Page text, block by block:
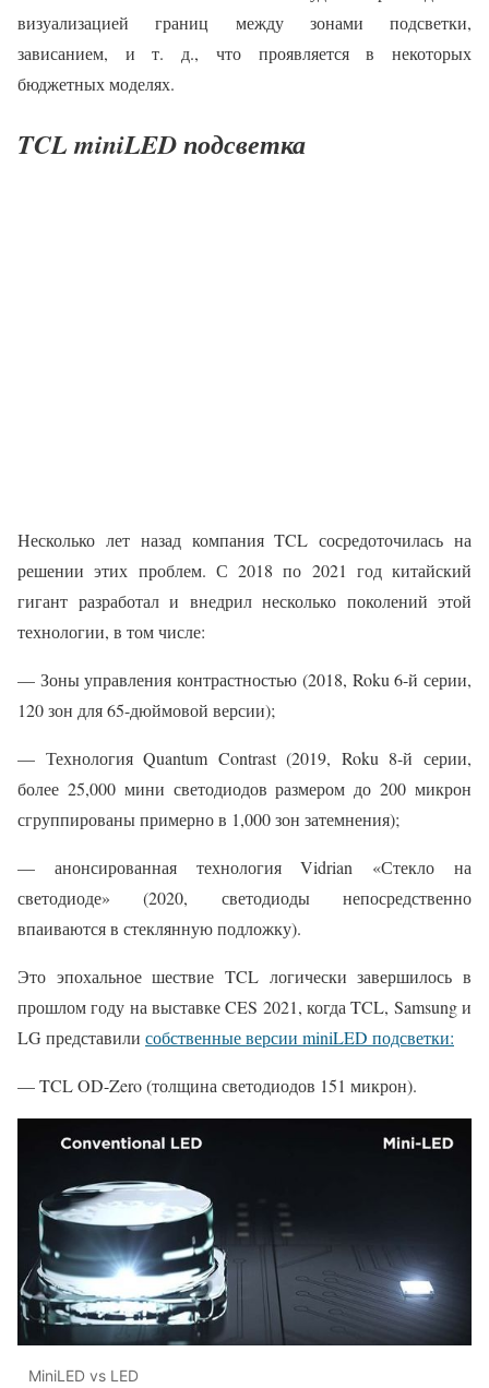
визуализацией границ между зонами подсветки,
зависанием, и т. д., что проявляется в некоторых
бюджетных моделях.
TCL miniLED подсветка
Несколько лет назад компания TCL сосредоточилась на
решении этих проблем. С 2018 по 2021 год китайский
гигант разработал и внедрил несколько поколений этой
технологии, в том числе:
— Зоны управления контрастностью (2018, Roku 6-й серии,
120 зон для 65-дюймовой версии);
— Технология Quantum Contrast (2019, Roku 8-й серии,
более 25,000 мини светодиодов размером до 200 микрон
сгруппированы примерно в 1,000 зон затемнения);
— анонсированная технология Vidrian «Стекло на
светодиоде» (2020, светодиоды непосредственно
впаиваются в стеклянную подложку).
Это эпохальное шествие TCL логически завершилось в
прошлом году на выставке CES 2021, когда TCL, Samsung и
LG представили собственные версии miniLED подсветки:
— TCL OD-Zero (толщина светодиодов 151 микрон).
MiniLED vs LED